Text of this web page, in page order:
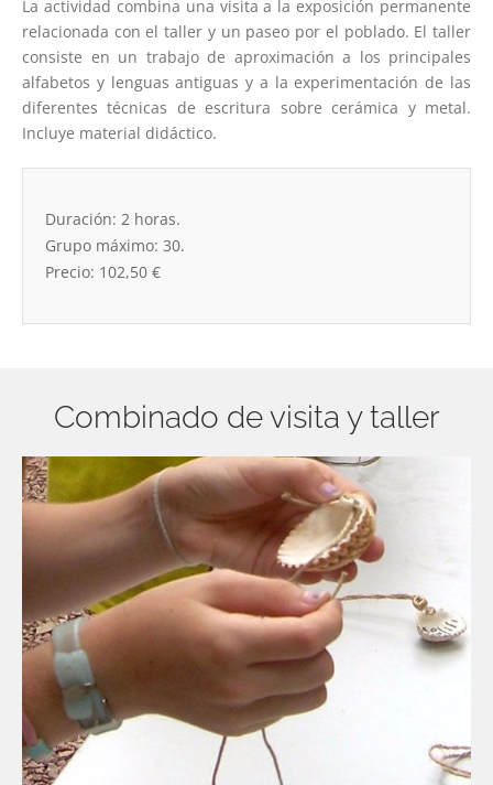
La actividad combina una visita a la exposición permanente
relacionada con el taller y un paseo por el poblado. El taller
consiste en un trabajo de aproximación a los principales
alfabetos y lenguas antiguas y a la experimentación de las
diferentes técnicas de escritura sobre cerámica y metal.
Incluye material didáctico.
Duración: 2 horas.
Grupo máximo: 30.
Precio: 102,50 €
Combinado de visita y taller